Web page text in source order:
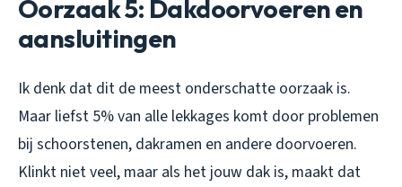
Oorzaak 5: Dakdoorvoeren en
aansluitingen
Ik denk dat dit de meest onderschatte oorzaak is.
Maar liefst 5% van alle lekkages komt door problemen
bij schoorstenen, dakramen en andere doorvoeren.
Klinkt niet veel, maar als het jouw dak is, maakt dat